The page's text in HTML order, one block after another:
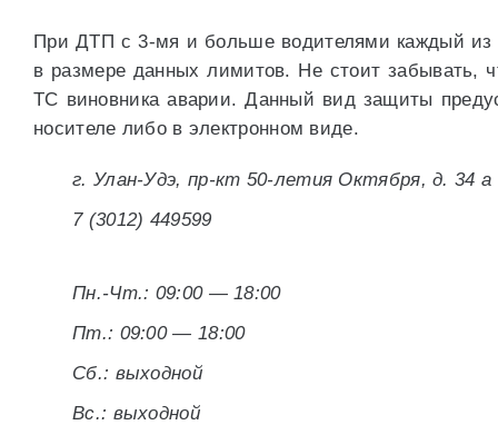
При ДТП с 3-мя и больше водителями каждый из
в размере данных лимитов. Не стоит забывать,
ТС виновника аварии. Данный вид защиты
носителе либо в электронном виде.
г. Улан-Удэ, пр-кт 50-летия Октября, д. 34 а
7 (3012) 449599
Пн.-Чт.: 09:00 — 18:00
Пт.: 09:00 — 18:00
Сб.: выходной
Вс.: выходной